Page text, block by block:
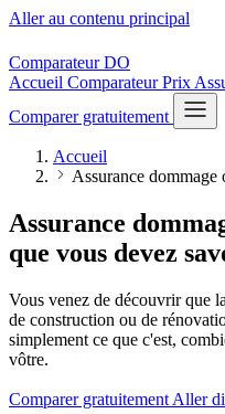
Aller au contenu principal
ComparateurDO
Accueil ComparateurPrix
Comparer gratuitement
Accueil
Assurance dommage
Assurance
que vous devez
Vous venez de découvrir que
de construction ou de
simplement ce que c'est,
vôtre.
Comparer gratuitement Aller